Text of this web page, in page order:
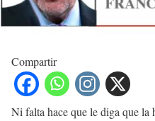
Compartir
Ni falta hace que le diga que la